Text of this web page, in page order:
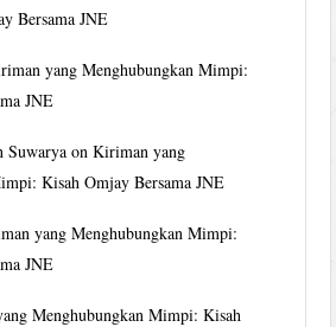
Bersama JNE
yang Menghubungkan Mimpi:
JNE
Suwarya onKiriman yang
Kisah Omjay Bersama JNE
yang Menghubungkan Mimpi:
JNE
Menghubungkan Mimpi: Kisah